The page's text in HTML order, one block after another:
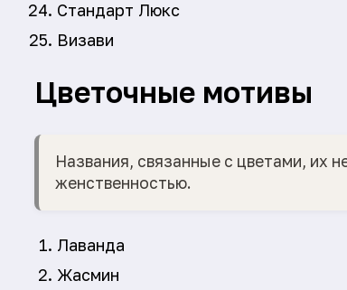
Стандарт Люкс
Визави
Цветочные мотивы
Названия, связанные с цветами, их
женственностью.
Лаванда
Жасмин